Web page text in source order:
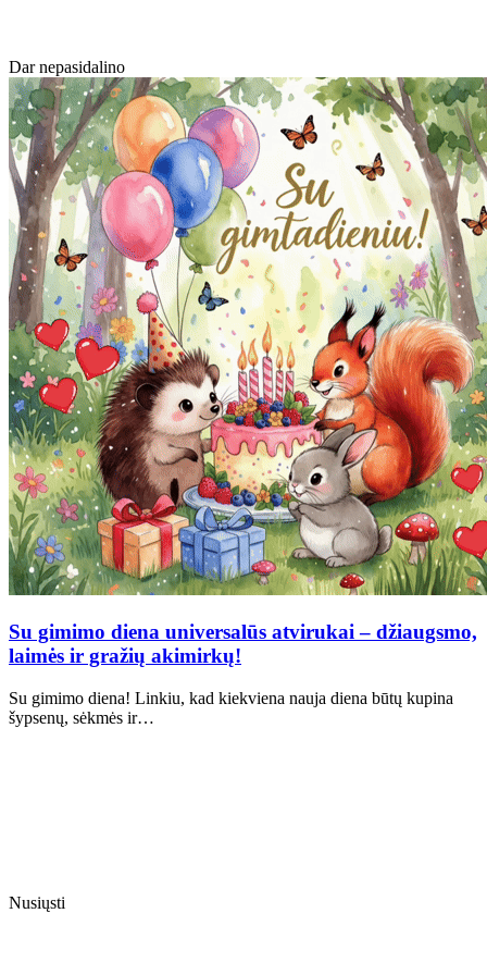
Dar nepasidalino
Su gimimo diena universalūs atvirukai – džiaugsmo,
laimės ir gražių akimirkų!
Su gimimo diena! Linkiu, kad kiekviena nauja diena būtų kupina
šypsenų, sėkmės ir…
Nusiųsti